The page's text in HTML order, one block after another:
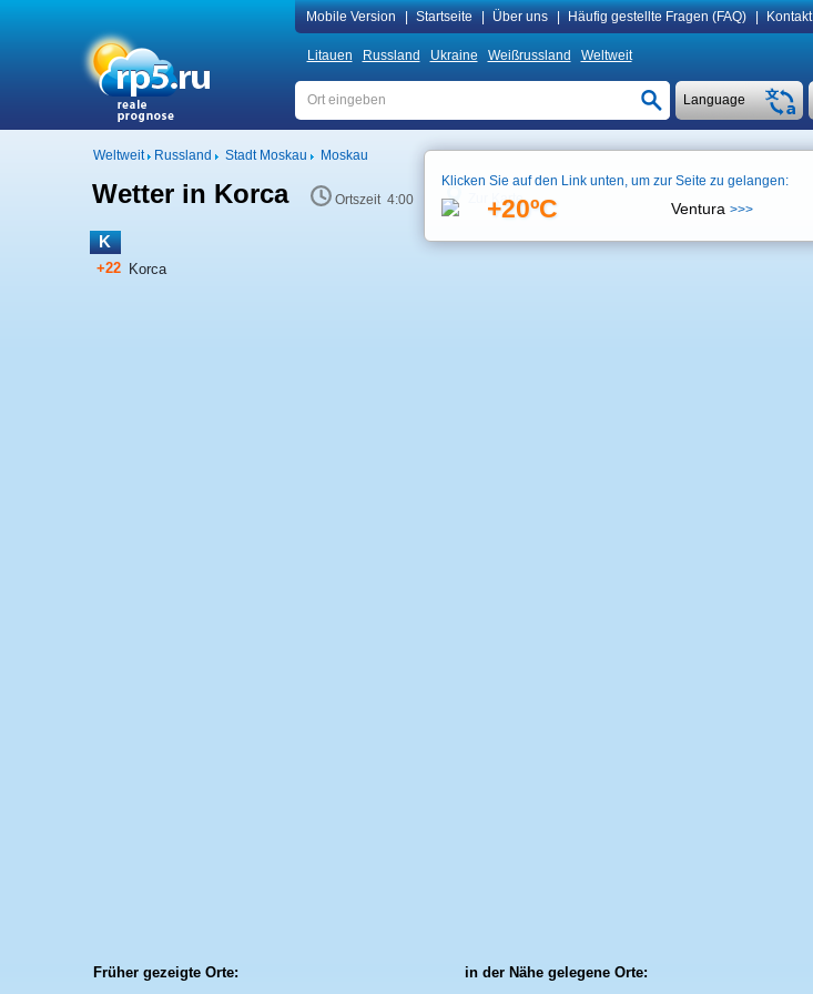
Mobile Version Startseite Über uns Häufig gestellte Fragen (FAQ) Kontakt
Litauen Russland Ukraine Weißrussland Weltweit
Language
Weltweit Russland Stadt Moskau Moskau
Wetter in Korca Ortszeit 4:00 Zur Karte
K
+22 Korca
Früher gezeigte Orte: in der Nähe gelegene Orte:
Klicken Sie auf den Link unten, um zur Seite zu gelangen:
+20ºC Ventura >>>